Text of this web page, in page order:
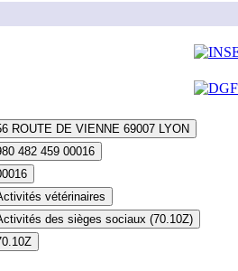
ROUTE DE VIENNE 69007 LYON
482 459 00016
vétérinaires
des sièges sociaux (70.10Z)